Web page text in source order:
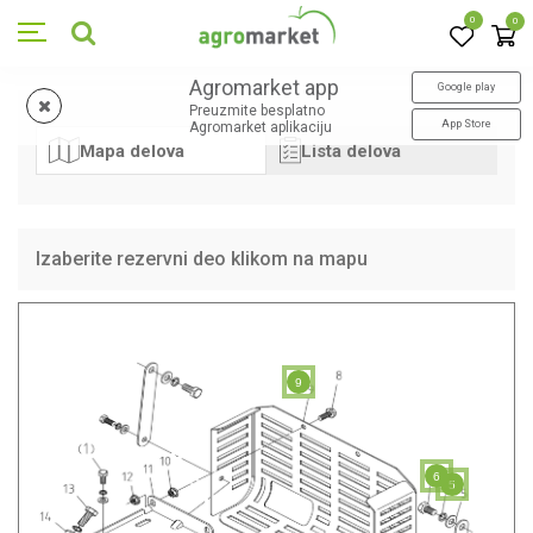
0 0
Agromarket app
Preuzmite besplatno
Agromarket aplikaciju
Google play
App Store
Mapa delova Lista delova
Izaberite rezervni deo klikom na mapu
5
6
9